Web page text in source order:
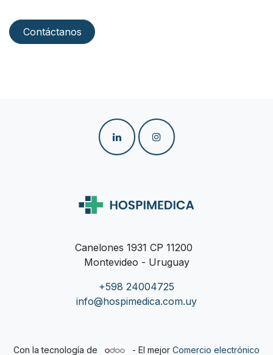
Contáctanos
Canelones 1931 CP 11200
Montevideo - Uruguay
+598 24004725
info@hospimedica.com.uy
Con la tecnología de - El mejor Comercio electrónico